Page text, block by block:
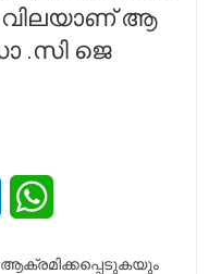
വിലയാണ് ആ
.സി ജെ
LinkedIn